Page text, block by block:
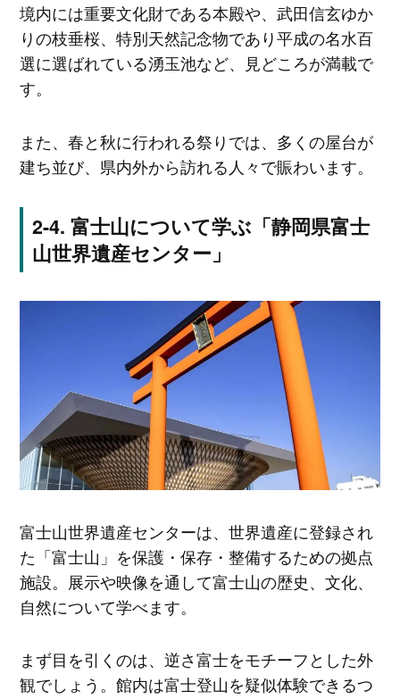
境内には重要文化財である本殿や、武田信玄ゆか
りの枝垂桜、特別天然記念物であり平成の名水百
選に選ばれている湧玉池など、見どころが満載で
す。
また、春と秋に行われる祭りでは、多くの屋台が
建ち並び、県内外から訪れる人々で賑わいます。
富士山について学ぶ「静岡県富士
山世界遺産センター」
富士山世界遺産センターは、世界遺産に登録され
た「富士山」を保護・保存・整備するための拠点
施設。展示や映像を通して富士山の歴史、文化、
自然について学べます。
まず目を引くのは、逆さ富士をモチーフとした外
観でしょう。館内は富士登山を疑似体験できるつ